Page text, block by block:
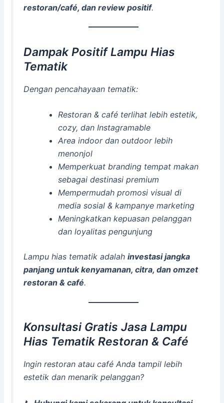
restoran/café, dan review positif.
Dampak Positif Lampu Hias
Tematik
Dengan pencahayaan tematik:
Restoran & café terlihat lebih estetik,
cozy, dan Instagramable
Area indoor dan outdoor lebih
menonjol
Memperkuat branding tempat makan
sebagai destinasi premium
Mempermudah promosi visual di
media sosial & kampanye marketing
Meningkatkan kepuasan pelanggan
dan loyalitas pengunjung
Lampu hias tematik adalahinvestasi jangka
panjang untuk kenyamanan, citra, dan omzet
restoran & café.
Konsultasi Gratis Jasa Lampu
Hias Tematik Restoran & Café
Ingin restoran atau café Anda tampil lebih
estetik dan menarik pelanggan?